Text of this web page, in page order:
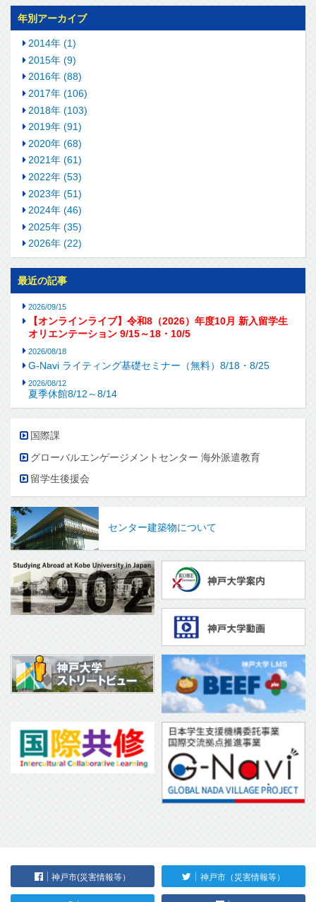
年別アーカイブ
2014年 (1)
2015年 (9)
2016年 (88)
2017年 (106)
2018年 (103)
2019年 (91)
2020年 (68)
2021年 (61)
2022年 (53)
2023年 (51)
2024年 (46)
2025年 (35)
2026年 (22)
最近の記事
2026/09/15
【オンラインライブ】令和8（2026）年度10月 新入留学生
オリエンテーション 9/15～18・10/5
2026/08/18
G-Navi ライティング基礎セミナー（無料）8/18・8/25
2026/08/12
夏季休館8/12～8/14
国際課
グローバルエンゲージメントセンター 海外派遣教育
留学生後援会
センター建築物について
神戸市(災害情報等） 神戸市（災害情報等）